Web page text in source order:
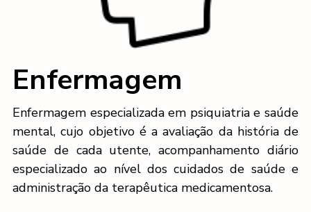
Enfermagem
Enfermagem especializada em psiquiatria e saúde
mental, cujo objetivo é a avaliação da história de
saúde de cada utente, acompanhamento diário
especializado ao nível dos cuidados de saúde e
administração da terapêutica medicamentosa.